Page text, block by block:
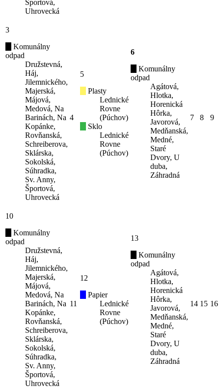
Športová,
Uhrovecká
3
Komunálny
odpad
Družstevná,
Háj,
Jilemnického,
Majerská,
Májová,
Medová, Na
Barinách, Na
Kopánke,
Rovňanská,
Schreiberova,
Sklárska,
Sokolská,
Súhradka,
Sv. Anny,
Športová,
Uhrovecká
4
5
Plasty
Lednické
Rovne
(Púchov)
Sklo
Lednické
Rovne
(Púchov)
6
Komunálny
odpad
Agátová,
Hlotka,
Horenická
Hôrka,
Javorová,
Medňanská,
Medné,
Staré
Dvory, U
duba,
Záhradná
7 8 9
10
Komunálny
odpad
Družstevná,
Háj,
Jilemnického,
Majerská,
Májová,
Medová, Na
Barinách, Na
Kopánke,
Rovňanská,
Schreiberova,
Sklárska,
Sokolská,
Súhradka,
Sv. Anny,
Športová,
Uhrovecká
11
12
Papier
Lednické
Rovne
(Púchov)
13
Komunálny
odpad
Agátová,
Hlotka,
Horenická
Hôrka,
Javorová,
Medňanská,
Medné,
Staré
Dvory, U
duba,
Záhradná
14 15 16